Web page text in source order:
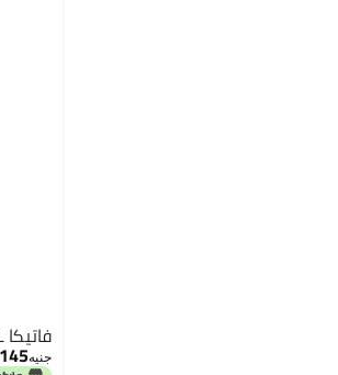
فاتيكا HAIR OILREPLACMENT 200 ML
جنيه145